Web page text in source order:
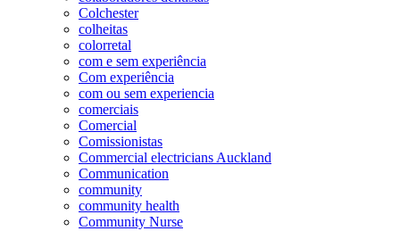
Colchester
colheitas
colorretal
com e sem experiência
Com experiência
com ou sem experiencia
comerciais
Comercial
Comissionistas
Commercial electricians Auckland
Communication
community
community health
Community Nurse